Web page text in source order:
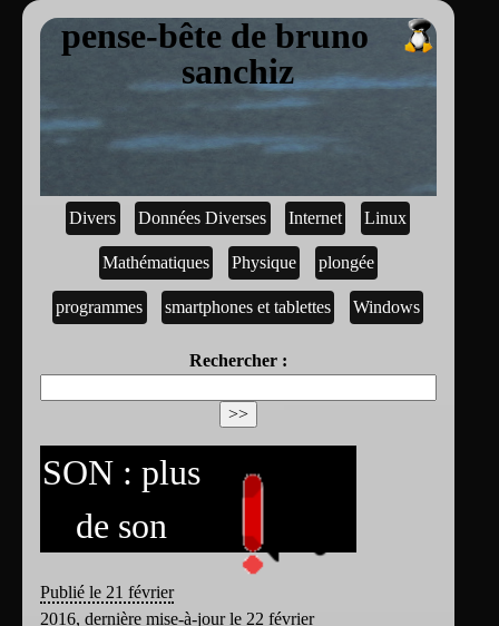
pense-bête de bruno
sanchiz
Divers Données Diverses Internet Linux
Mathématiques Physique plongée
programmes smartphones et tablettes Windows
Rechercher :
SON : plus
de son
Publié le 21 février
2016, dernière mise-à-jour le 22 février